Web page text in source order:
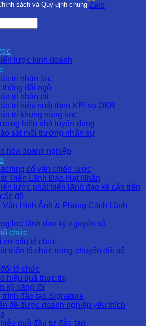
sách và Quy định chung
lược kinh doanh
trị nhân lực
thống đãi ngộ
trị nhân tài
trị hiệu suất theo KPI và OKR
trị khung năng lực
hiệu nhà tuyển dụng
sát môi trường nhân sự
hóa doanh nghiệp
cố vấn chiến lược
Triển Lãnh Đạo Hạt Nhân
lược phát triển lãnh đạo kế cận trên
độ
Vấn Hình Ảnh & Phong Cách Lãnh
lực lãnh đạo kỷ nguyên số
chức
cơ cấu tổ chức
triển tổ chức trong chuyển đổi số
tổ chức
hiệu quả thực thi
kỹ năng lõi
đào tạo Signature
đề được doanh nghiệp yêu thích
quả đầu tư đào tạo